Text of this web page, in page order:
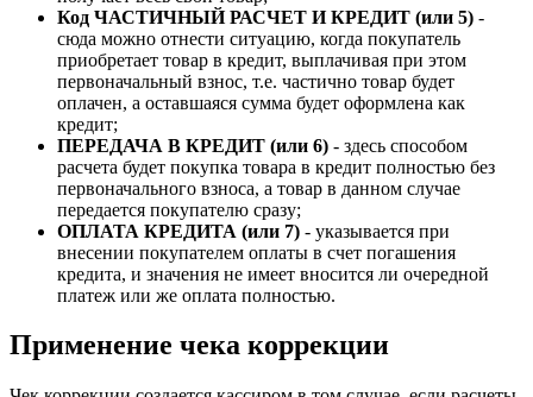
Код ЧАСТИЧНЫЙ РАСЧЕТ И КРЕДИТ (или 5) -
сюда можно отнести ситуацию, когда покупатель
приобретает товар в кредит, выплачивая при этом
первоначальный взнос, т.е. частично товар будет
оплачен, а оставшаяся сумма будет оформлена как
кредит;
ПЕРЕДАЧА В КРЕДИТ (или 6) - здесь способом
расчета будет покупка товара в кредит полностью без
первоначального взноса, а товар в данном случае
передается покупателю сразу;
ОПЛАТА КРЕДИТА (или 7) - указывается при
внесении покупателем оплаты в счет погашения
кредита, и значения не имеет вносится ли очередной
платеж или же оплата полностью.
Применение чека коррекции